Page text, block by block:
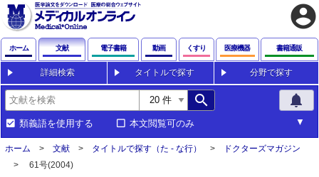
account_circle
ホーム 文献 電子書籍 動画 くすり 医療機器 書籍通販
詳細検索 タイトルで探す 分野で探す
search notifications
類義語を使用する 本文閲覧可のみ
ホーム 文献 タイトルで探す（た - な行）
ドクターズマガジン
61号(2004)